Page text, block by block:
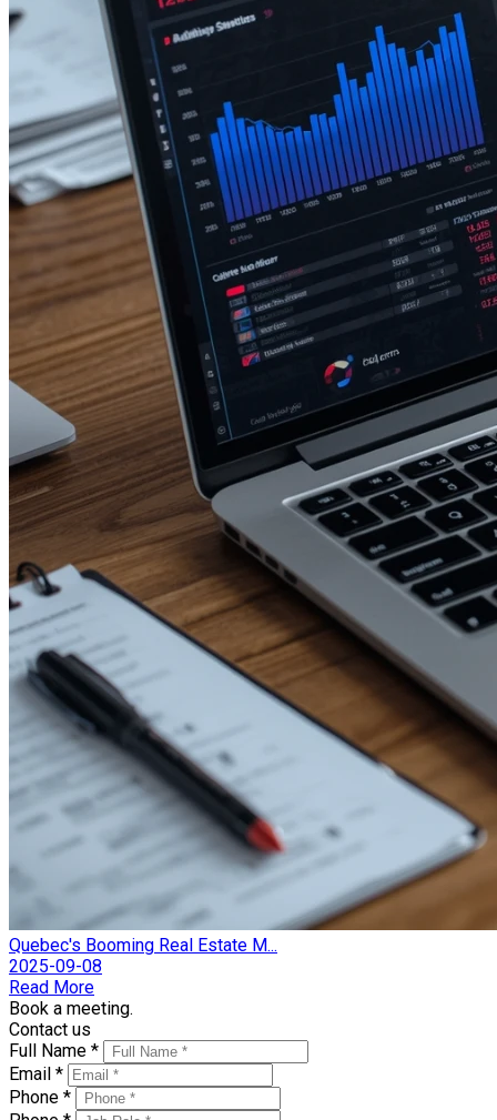
Quebec's Booming Real Estate M...
2025-09-08
Read More
Book a meeting.
Contact us
Full Name *
Email *
Phone *